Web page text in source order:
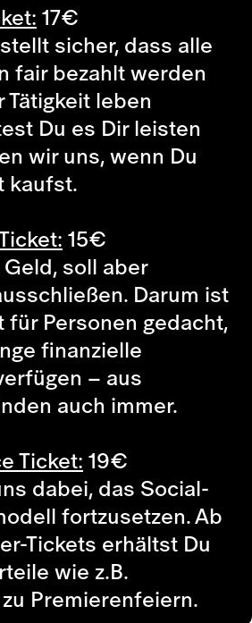
17€
sicher, dass alle
fair bezahlt werden
leben
Du es Dir leisten
wir uns, wenn Du
kaufst.
15€
soll aber
Darum ist
für Personen gedacht,
finanzielle
– aus
auch immer.
Ticket:19€
dabei, das Social-
fortzusetzen. Ab
Tickets erhältst Du
wie z.B.
Premierenfeiern.